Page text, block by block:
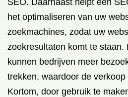
SEO. Daarnaast helpt een
het optimaliseren van uw
zoekmachines, zodat uw
zoekresultaten komt te staan.
kunnen bedrijven meer
trekken, waardoor de
Kortom, door gebruik te